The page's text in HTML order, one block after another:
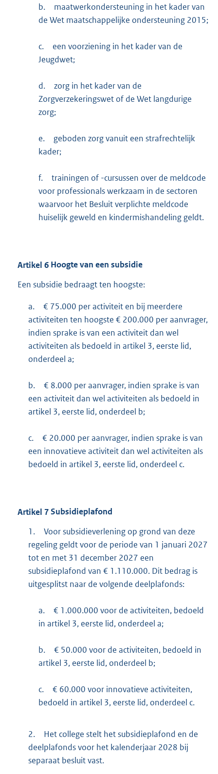
b.
maatwerkondersteuning in het kader van
de Wet maatschappelijke ondersteuning 2015;
c.
een voorziening in het kader van de
Jeugdwet;
d.
zorg in het kader van de
Zorgverzekeringswet of de Wet langdurige
zorg;
e.
geboden zorg vanuit een strafrechtelijk
kader;
f.
trainingen of -cursussen over de meldcode
voor professionals werkzaam in de sectoren
waarvoor het Besluit verplichte meldcode
huiselijk geweld en kindermishandeling geldt.
Artikel 6 Hoogte van een subsidie
Een subsidie bedraagt ten hoogste:
a.
€ 75.000 per activiteit en bij meerdere
activiteiten ten hoogste € 200.000 per aanvrager,
indien sprake is van een activiteit dan wel
activiteiten als bedoeld in artikel 3, eerste lid,
onderdeel a;
b.
€ 8.000 per aanvrager, indien sprake is van
een activiteit dan wel activiteiten als bedoeld in
artikel 3, eerste lid, onderdeel b;
c.
€ 20.000 per aanvrager, indien sprake is van
een innovatieve activiteit dan wel activiteiten als
bedoeld in artikel 3, eerste lid, onderdeel c.
Artikel 7Subsidieplafond
1.
Voor subsidieverlening op grond van deze
regeling geldt voor de periode van 1 januari 2027
tot en met 31 december 2027 een
subsidieplafond van € 1.110.000. Dit bedrag is
uitgesplitst naar de volgende deelplafonds:
a.
€ 1.000.000 voor de activiteiten, bedoeld
in artikel 3, eerste lid, onderdeel a;
b.
€ 50.000 voor de activiteiten, bedoeld in
artikel 3, eerste lid, onderdeel b;
c.
€ 60.000 voor innovatieve activiteiten,
bedoeld in artikel 3, eerste lid, onderdeel c.
2.
Het college stelt het subsidieplafond en de
deelplafonds voor het kalenderjaar 2028 bij
separaat besluit vast.